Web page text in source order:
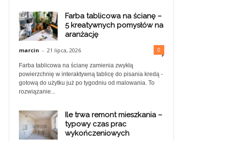
Farba tablicowa na ścianę –
5 kreatywnych pomysłów na
aranżację
marcin - 21 lipca, 2026 0
Farba tablicowa na ścianę zamienia zwykłą
powierzchnię w interaktywną tablicę do pisania kredą -
gotową do użytku już po tygodniu od malowania. To
rozwiązanie...
Ile trwa remont mieszkania –
typowy czas prac
wykończeniowych